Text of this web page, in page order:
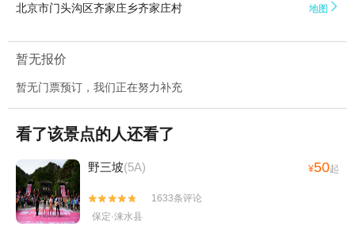
北京市门头沟区齐家庄乡齐家庄村 地图 
暂无报价
暂无门票预订，我们正在努力补充
看了该景点的人还看了
野三坡(5A) ¥50起


1633条评论
保定·涞水县